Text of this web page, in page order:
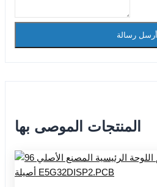
أرسل رسالة
المنتجات الموصى بها